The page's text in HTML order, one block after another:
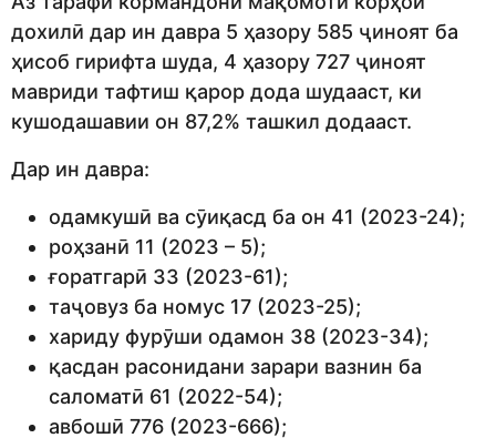
дохилӣ дар ин давра 5 ҳазору 585 ҷиноят ба
ҳисоб гирифта шуда, 4 ҳазору 727 ҷиноят
мавриди тафтиш қарор дода шудааст, ки
кушодашавии он 87,2% ташкил додааст.
Дар ин давра:
одамкушӣ ва сӯиқасд ба он 41 (2023-24);
роҳзанӣ 11 (2023 – 5);
ғоратгарӣ 33 (2023-61);
таҷовуз ба номус 17 (2023-25);
хариду фурӯши одамон 38 (2023-34);
қасдан расонидани зарари вазнин ба
саломатӣ 61 (2022-54);
авбошӣ 776 (2023-666);